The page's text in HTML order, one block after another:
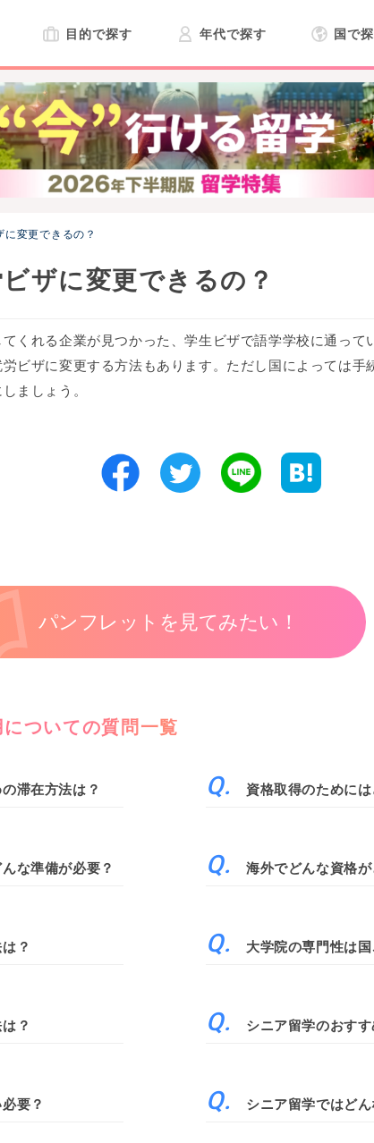
目的で探す 年代で探す 国で
変更できるの？
ザに変更できるの？
くれる企業が見つかった、学生ビザで語学学校に通って
ビザに変更する方法もあります。ただし国によっては手
ましょう。
パンフレットを見てみたい！
ついての質問一覧
滞在方法は？ 資格取得のために
な準備が必要？ 海外でどんな資格が
？ 大学院の専門性は
？ シニア留学のおす
要？ シニア留学ではど